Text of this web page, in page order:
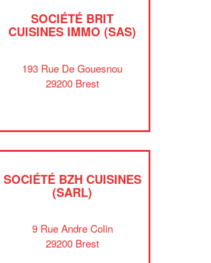
SOCIÉTÉ BRIT
CUISINES IMMO (SAS)
193 Rue De Gouesnou
29200 Brest
SOCIÉTÉ BZH CUISINES
(SARL)
9 Rue Andre Colin
29200 Brest
Vous êtes un
professionnel ?